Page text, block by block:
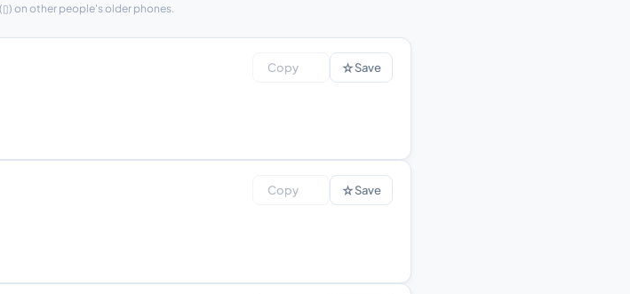
on other people's older phones.
Copy ☆Save
Copy ☆Save